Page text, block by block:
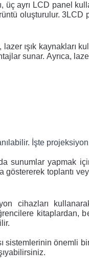
ayrı LCD panel
oluşturulur.
lazer ışık kaynakları
sunar. Ayrıca,
İşte projeksiyon
sunumlar yapmak
toplantı
cihazları
sistemlerinin önemli